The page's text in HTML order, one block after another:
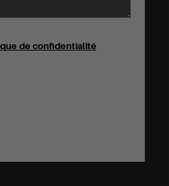
de confidentialité